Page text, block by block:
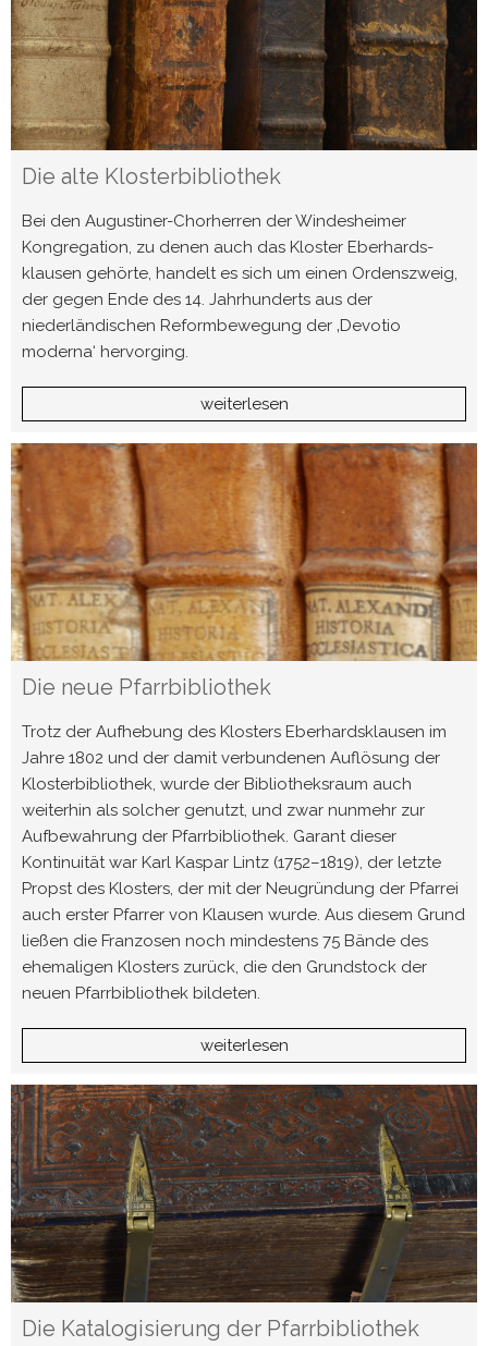
Die alte Klosterbibliothek
Bei den Augustiner-Chorherren der Windesheimer
Kongregation, zu denen auch das Kloster Eber­hards­
klausen gehörte, handelt es sich um einen Ordenszweig,
der gegen Ende des 14. Jahrhunderts aus der
niederländischen Reformbewegung der ‚Devotio
moderna‘ hervorging.
weiterlesen
Die neue Pfarrbibliothek
Trotz der Aufhebung des Klosters Eberhardsklausen im
Jahre 1802 und der damit ver­bun­denen Auf­lösung der
Klosterbibliothek, wurde der Bibliotheksraum auch
weiterhin als solcher genutzt, und zwar nunmehr zur
Aufbewahrung der Pfarrbibliothek. Garant dieser
Kontinuität war Karl Kaspar Lintz (1752–1819), der letzte
Propst des Klosters, der mit der Neugründung der Pfarrei
auch erster Pfarrer von Klau­sen wurde. Aus diesem Grund
ließen die Franzosen noch mindestens 75 Bände des
ehemaligen Klosters zurück, die den Grundstock der
neuen Pfarrbibliothek bildeten.
weiterlesen
Die Katalogisierung der Pfarrbibliothek